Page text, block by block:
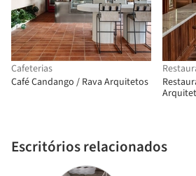
Cafeterias
Café Candango / Rava Arquitetos
Escritórios relacionados